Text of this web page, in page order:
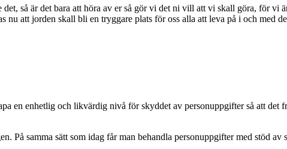
så är det bara att höra av er så gör vi det ni vill att vi skall göra, för
nu att jorden skall bli en tryggare plats för oss alla att leva på i och med
en enhetlig och likvärdig nivå för skyddet av personuppgifter så att det
På samma sätt som idag får man behandla personuppgifter med stöd